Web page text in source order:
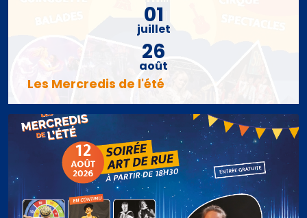
01
juillet
26
août
Les Mercredis de l'été